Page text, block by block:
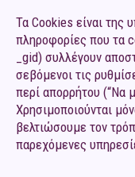
Τα Cookies είναι της
πληροφορίες που τα
_gid) συλλέγουν
σεβόμενοι τις
περί απορρήτου (“Να
Χρησιμοποιούνται
βελτιώσουμε τον
παρεχόμενες